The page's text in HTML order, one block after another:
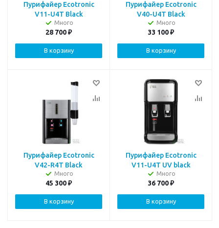
Пурифайер Ecotronic
V11-U4T Black
Много
28 700₽
В корзину
Пурифайер Ecotronic
V40-U4T Black
Много
33 100₽
В корзину
Пурифайер Ecotronic
V42-R4T Black
Много
45 300₽
В корзину
Пурифайер Ecotronic
V11-U4T UV black
Много
36 700₽
В корзину